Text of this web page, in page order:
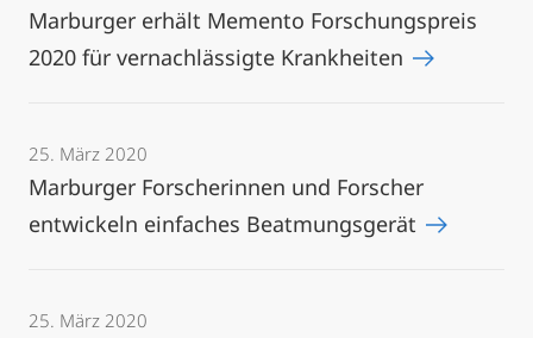
Marburger erhält Memento Forschungspreis
2020 für vernachlässigte Krankheiten
25. März 2020
Marburger Forscherinnen und Forscher
entwickeln einfaches Beatmungsgerät
25. März 2020